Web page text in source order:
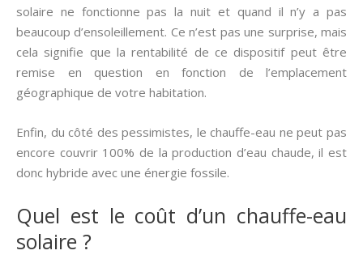
solaire ne fonctionne pas la nuit et quand il n’y a pas
beaucoup d’ensoleillement. Ce n’est pas une surprise, mais
cela signifie que la rentabilité de ce dispositif peut être
remise en question en fonction de l’emplacement
géographique de votre habitation.
Enfin, du côté des pessimistes, le chauffe-eau ne peut pas
encore couvrir 100% de la production d’eau chaude, il est
donc hybride avec une énergie fossile.
Quel est le coût d’un chauffe-eau
solaire ?